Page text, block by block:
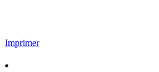
Imprimer
•